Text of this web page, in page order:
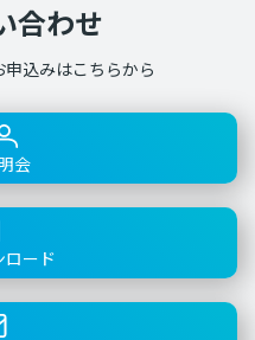
合わせ
込みはこちらから
会
ロード